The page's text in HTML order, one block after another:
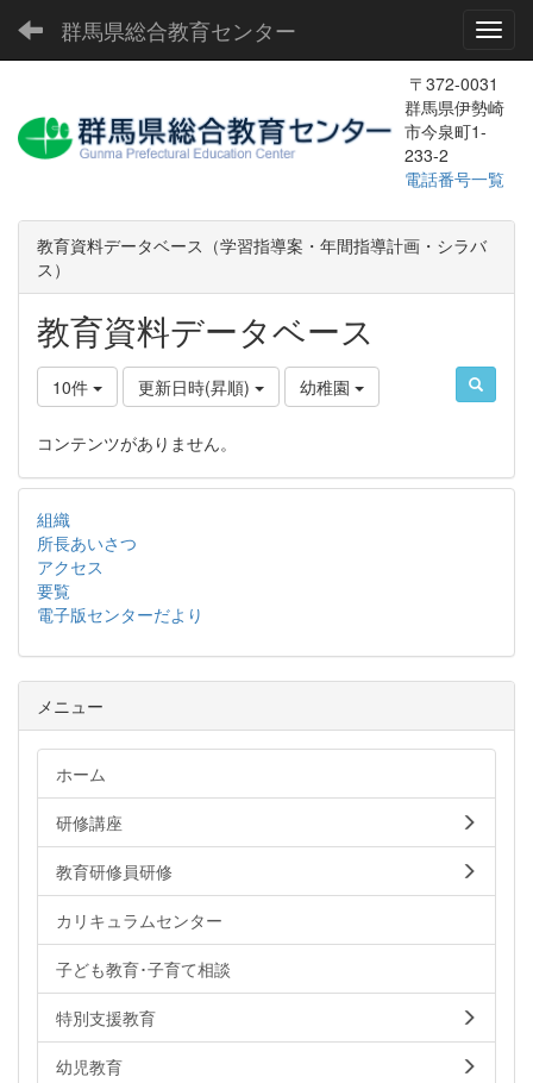
群馬県総合教育センター
〒372-0031
群馬県伊勢崎
市今泉町1-
233-2
電話番号一覧
教育資料データベース（学習指導案・年間指導計画・シラバ
ス）
教育資料データベース
10件 更新日時(昇順) 幼稚園
コンテンツがありません。
組織
所長あいさつ
アクセス
要覧
電子版センターだより
メニュー
ホーム
研修講座
教育研修員研修
カリキュラムセンター
子ども教育･子育て相談
特別支援教育
幼児教育